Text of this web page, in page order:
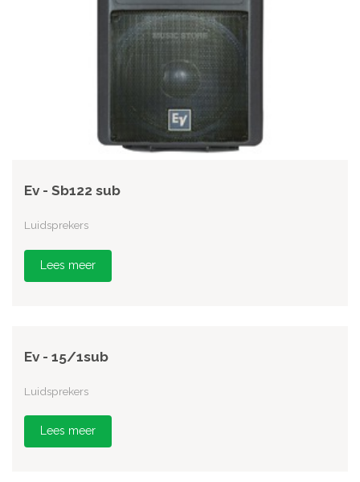
Ev - Sb122 sub
Luidsprekers
Lees meer
Ev - 15/1sub
Luidsprekers
Lees meer